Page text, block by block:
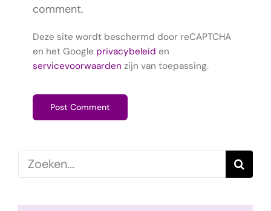
comment.
Deze site wordt beschermd door reCAPTCHA
en het Google privacybeleid en
servicevoorwaarden zijn van toepassing.
Zoeken
naar: